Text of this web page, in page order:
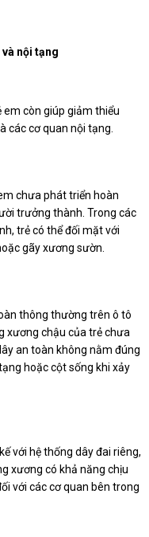
nội tạng
em còn giúp giảm thiểu
các cơ quan nội tạng.
chưa phát triển hoàn
trưởng thành. Trong các
trẻ có thể đối mặt với
gãy xương sườn.
thông thường trên ô tô
xương chậu của trẻ chưa
an toàn không nằm đúng
hoặc cột sống khi xảy
với hệ thống dây đai riêng,
xương có khả năng chịu
với các cơ quan bên trong